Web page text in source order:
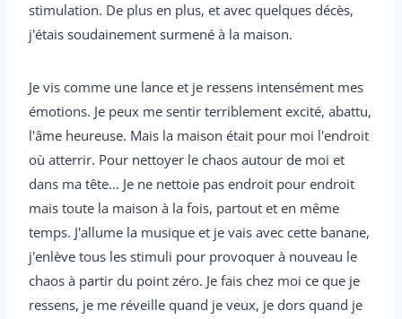
stimulation. De plus en plus, et avec quelques décès,
j'étais soudainement surmené à la maison.
Je vis comme une lance et je ressens intensément mes
émotions. Je peux me sentir terriblement excité, abattu,
l'âme heureuse. Mais la maison était pour moi l'endroit
où atterrir. Pour nettoyer le chaos autour de moi et
dans ma tête... Je ne nettoie pas endroit pour endroit
mais toute la maison à la fois, partout et en même
temps. J'allume la musique et je vais avec cette banane,
j'enlève tous les stimuli pour provoquer à nouveau le
chaos à partir du point zéro. Je fais chez moi ce que je
ressens, je me réveille quand je veux, je dors quand je